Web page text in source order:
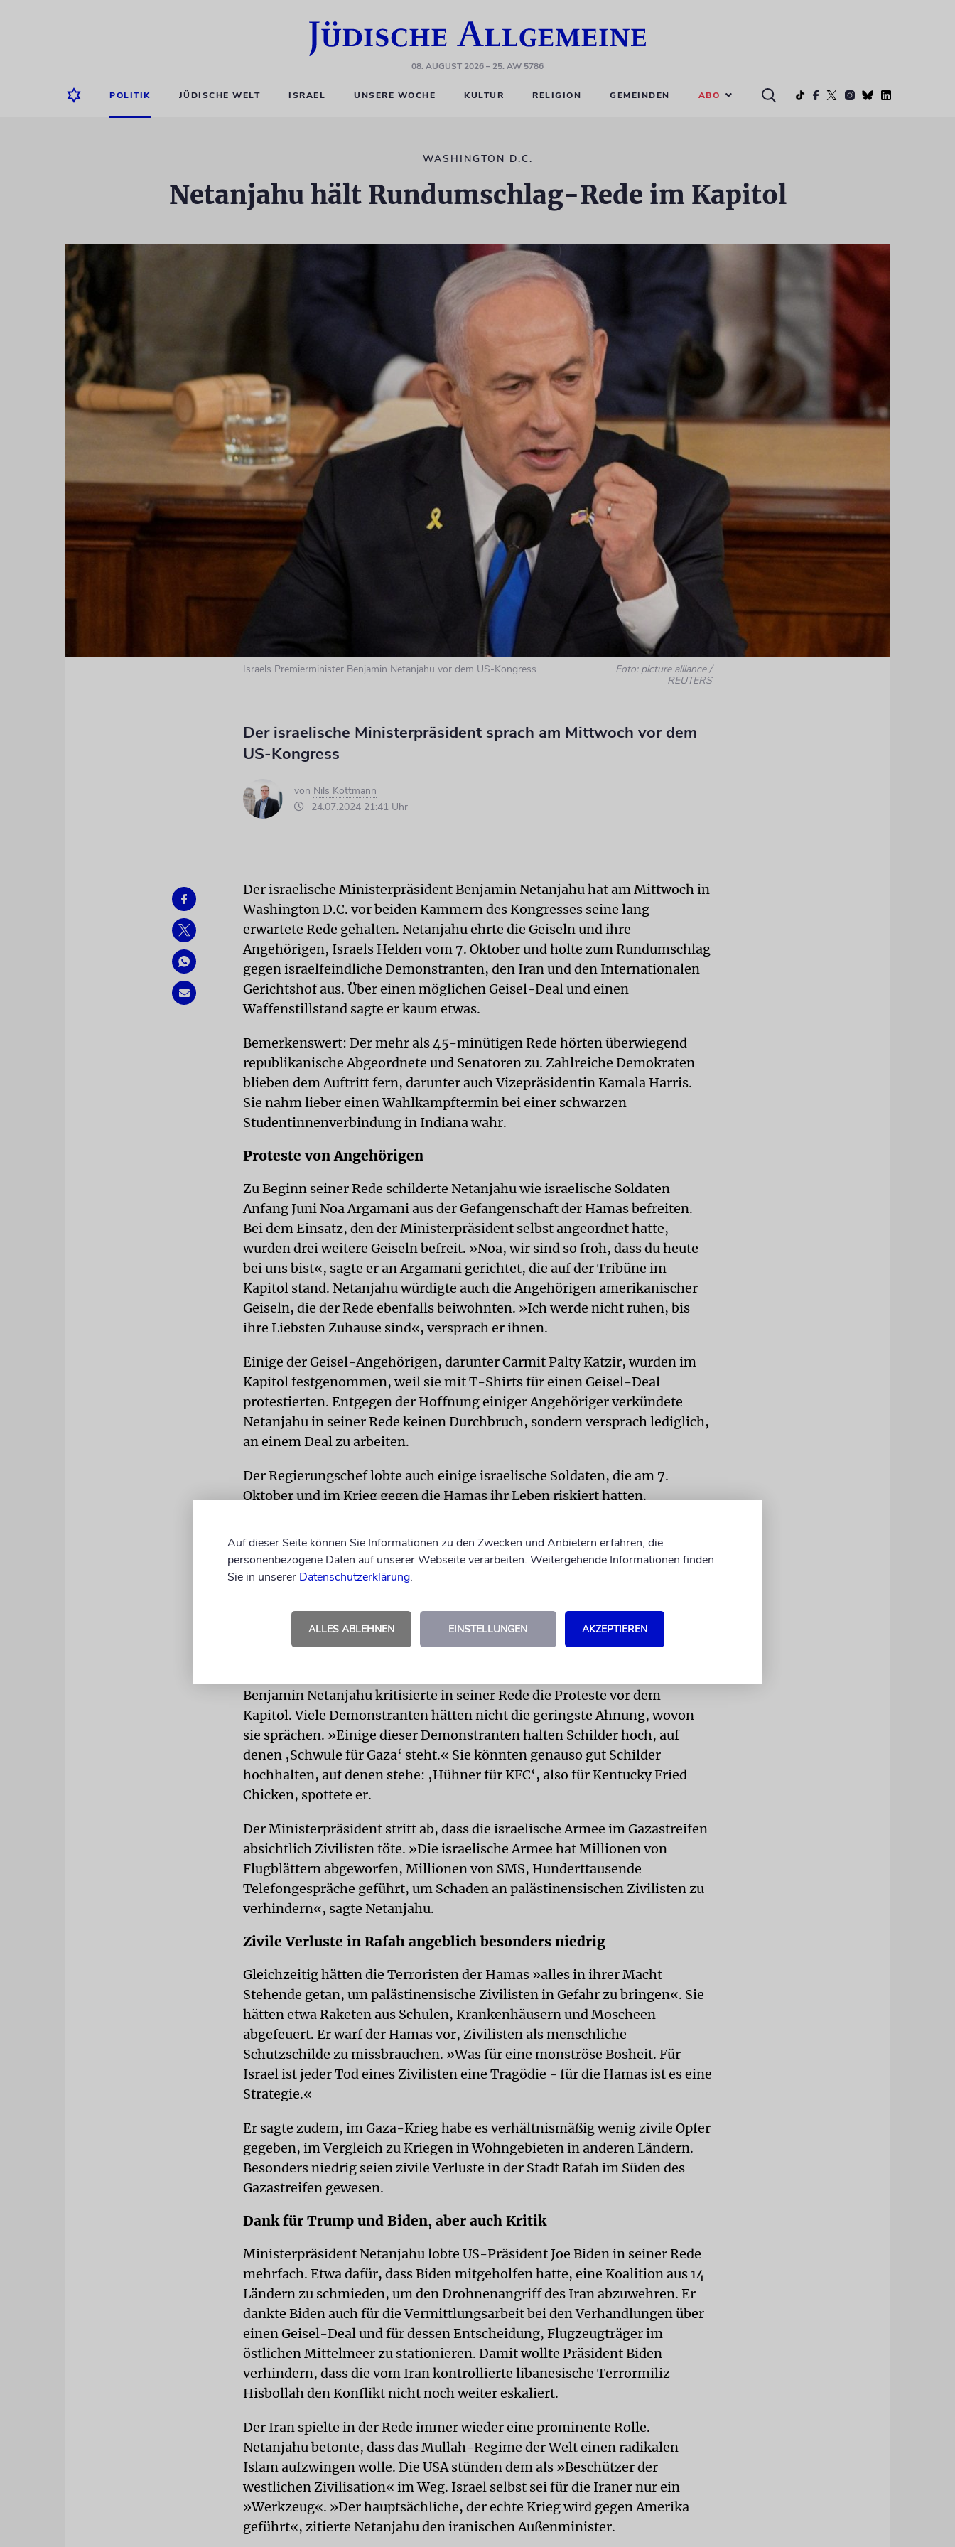
08. AUGUST 2026– 25. AW 5786
POLITIK JÜDISCHE WELT ISRAEL UNSERE WOCHE KULTUR RELIGION GEMEINDEN ABO
WASHINGTON D.C.
Netanjahu hält Rundumschlag-Rede im Kapitol
Israels Premierminister Benjamin Netanjahu vor dem US-Kongress
Foto: picture alliance /
REUTERS
Der israelische Ministerpräsident sprach am Mittwoch vor dem
US-Kongress
von Nils Kottmann
24.07.2024 21:41 Uhr
Der israelische Ministerpräsident Benjamin Netanjahu hat am Mittwoch in
Washington D.C. vor beiden Kammern des Kongresses seine lang
erwartete Rede gehalten. Netanjahu ehrte die Geiseln und ihre
Angehörigen, Israels Helden vom 7. Oktober und holte zum Rundumschlag
gegen israelfeindliche Demonstranten, den Iran und den Internationalen
Gerichtshof aus. Über einen möglichen Geisel-Deal und einen
Waffenstillstand sagte er kaum etwas.
Bemerkenswert: Der mehr als 45-minütigen Rede hörten überwiegend
republikanische Abgeordnete und Senatoren zu. Zahlreiche Demokraten
blieben dem Auftritt fern, darunter auch Vizepräsidentin Kamala Harris.
Sie nahm lieber einen Wahlkampftermin bei einer schwarzen
Studentinnenverbindung in Indiana wahr.
Proteste von Angehörigen
Zu Beginn seiner Rede schilderte Netanjahu wie israelische Soldaten
Anfang Juni Noa Argamani aus der Gefangenschaft der Hamas befreiten.
Bei dem Einsatz, den der Ministerpräsident selbst angeordnet hatte,
wurden drei weitere Geiseln befreit. »Noa, wir sind so froh, dass du heute
bei uns bist«, sagte er an Argamani gerichtet, die auf der Tribüne im
Kapitol stand. Netanjahu würdigte auch die Angehörigen amerikanischer
Geiseln, die der Rede ebenfalls beiwohnten. »Ich werde nicht ruhen, bis
ihre Liebsten Zuhause sind«, versprach er ihnen.
Einige der Geisel-Angehörigen, darunter Carmit Palty Katzir, wurden im
Kapitol festgenommen, weil sie mit T-Shirts für einen Geisel-Deal
protestierten. Entgegen der Hoffnung einiger Angehöriger verkündete
Netanjahu in seiner Rede keinen Durchbruch, sondern versprach lediglich,
an einem Deal zu arbeiten.
Der Regierungschef lobte auch einige israelische Soldaten, die am 7.
Oktober und im Krieg gegen die Hamas ihr Leben riskiert hatten.
Menschen vor dem Kapitol gegen seinen Auftritt. Die israelfeindlichen
Protestler warfen ihm unter anderem vor, einen Völkermord an den
Israels. In Israel demonstrierten zeitgleich Tausende für einen Geisel-
Benjamin Netanjahu kritisierte in seiner Rede die Proteste vor dem
Kapitol. Viele Demonstranten hätten nicht die geringste Ahnung, wovon
sie sprächen. »Einige dieser Demonstranten halten Schilder hoch, auf
denen ‚Schwule für Gaza‘ steht.« Sie könnten genauso gut Schilder
hochhalten, auf denen stehe: ‚Hühner für KFC‘, also für Kentucky Fried
Chicken, spottete er.
Der Ministerpräsident stritt ab, dass die israelische Armee im Gazastreifen
absichtlich Zivilisten töte. »Die israelische Armee hat Millionen von
Flugblättern abgeworfen, Millionen von SMS, Hunderttausende
Telefongespräche geführt, um Schaden an palästinensischen Zivilisten zu
verhindern«, sagte Netanjahu.
Zivile Verluste in Rafah angeblich besonders niedrig
Gleichzeitig hätten die Terroristen der Hamas »alles in ihrer Macht
Stehende getan, um palästinensische Zivilisten in Gefahr zu bringen«. Sie
hätten etwa Raketen aus Schulen, Krankenhäusern und Moscheen
abgefeuert. Er warf der Hamas vor, Zivilisten als menschliche
Schutzschilde zu missbrauchen. »Was für eine monströse Bosheit. Für
Israel ist jeder Tod eines Zivilisten eine Tragödie - für die Hamas ist es eine
Strategie.«
Er sagte zudem, im Gaza-Krieg habe es verhältnismäßig wenig zivile Opfer
gegeben, im Vergleich zu Kriegen in Wohngebieten in anderen Ländern.
Besonders niedrig seien zivile Verluste in der Stadt Rafah im Süden des
Gazastreifen gewesen.
Dank für Trump und Biden, aber auch Kritik
Ministerpräsident Netanjahu lobte US-Präsident Joe Biden in seiner Rede
mehrfach. Etwa dafür, dass Biden mitgeholfen hatte, eine Koalition aus 14
Ländern zu schmieden, um den Drohnenangriff des Iran abzuwehren. Er
dankte Biden auch für die Vermittlungsarbeit bei den Verhandlungen über
einen Geisel-Deal und für dessen Entscheidung, Flugzeugträger im
östlichen Mittelmeer zu stationieren. Damit wollte Präsident Biden
verhindern, dass die vom Iran kontrollierte libanesische Terrormiliz
Hisbollah den Konflikt nicht noch weiter eskaliert.
Der Iran spielte in der Rede immer wieder eine prominente Rolle.
Netanjahu betonte, dass das Mullah-Regime der Welt einen radikalen
Islam aufzwingen wolle. Die USA stünden dem als »Beschützer der
westlichen Zivilisation« im Weg. Israel selbst sei für die Iraner nur ein
»Werkzeug«. »Der hauptsächliche, der echte Krieg wird gegen Amerika
geführt«, zitierte Netanjahu den iranischen Außenminister.
Auf dieser Seite können Sie Informationen zu den Zwecken und Anbietern erfahren, die
personenbezogene Daten auf unserer Webseite verarbeiten. Weitergehende Informationen finden
Sie in unserer Datenschutzerklärung.
ALLES ABLEHNEN EINSTELLUNGEN AKZEPTIEREN